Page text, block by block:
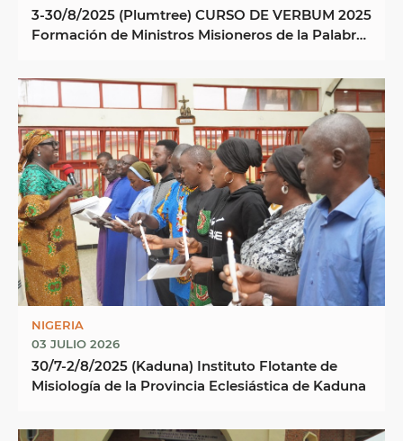
3-30/8/2025 (Plumtree) CURSO DE VERBUM 2025
Formación de Ministros Misioneros de la Palabra
NIGERIA
03 JULIO 2026
30/7-2/8/2025 (Kaduna) Instituto Flotante de
Misiología de la Provincia Eclesiástica de Kaduna